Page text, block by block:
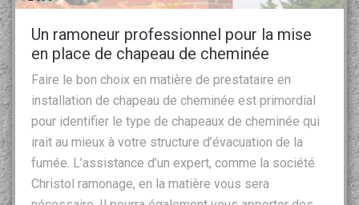
Un ramoneur professionnel pour la mise
en place de chapeau de cheminée
Faire le bon choix en matière de prestataire en
installation de chapeau de cheminée est primordial
pour identifier le type de chapeaux de cheminée qui
irait au mieux à votre structure d’évacuation de la
fumée. L’assistance d’un expert, comme la société
Christol ramonage, en la matière vous sera